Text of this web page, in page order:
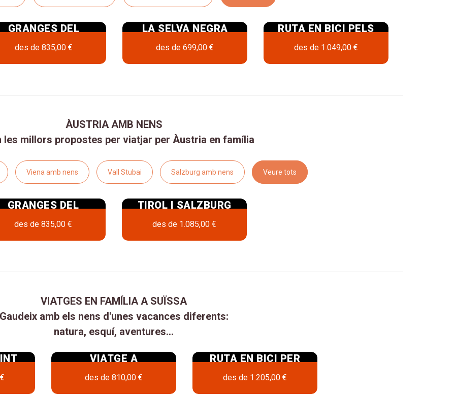
GRANGES DEL
TIROL AMB NENS
des de 835,00 €
LA SELVA NEGRA
EN BICICLETA
des de 699,00 €
RUTA EN BICI PELS
LLACS DE MUNIC
des de 1.049,00 €
ÀUSTRIA AMB NENS
les millors propostes per viatjar per Àustria en família
Viena amb nens Vall Stubai Salzburg amb nens Veure tots
GRANGES DEL
TIROL AMB NENS
des de 835,00 €
TIROL I SALZBURG
EN GRANGES
des de 1.085,00 €
VIATGES EN FAMÍLIA A SUÏSSA
Gaudeix amb els nens d'unes vacances diferents:
​​​​natura, esquí, aventures...
VIATGE A
INTERLAKEN I LA
JUNGFRAU AMB
des de 810,00 €
RUTA EN BICI PER
SUÏSSA AMB NENS
des de 1.205,00 €